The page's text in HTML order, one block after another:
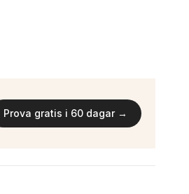
Prova gratis i 60 dagar →